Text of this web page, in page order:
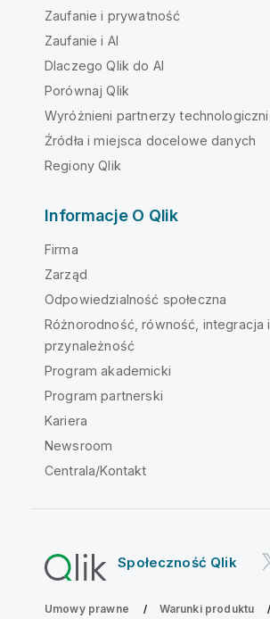
Zaufanie i prywatność
Zaufanie i AI
Dlaczego Qlik do AI
Porównaj Qlik
Wyróżnieni partnerzy technologiczni
Źródła i miejsca docelowe danych
Regiony Qlik
Informacje O Qlik
Firma
Zarząd
Odpowiedzialność społeczna
Różnorodność, równość, integracja i
przynależność
Program akademicki
Program partnerski
Kariera
Newsroom
Centrala/Kontakt
Społeczność Qlik
Umowy prawne Warunki produktu